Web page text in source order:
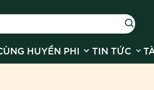
phẩm
HUYỀN PHI Show submenu
TIN TỨC